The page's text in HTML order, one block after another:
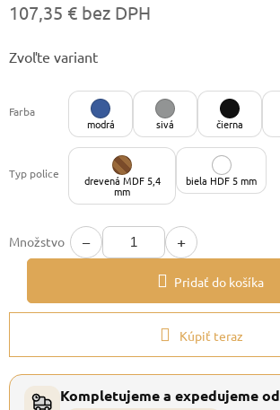
107,35 € bez DPH
cena:
Zvoľte variant
Farba
modrá
sivá čierna
Typ police drevená MDF 5,4
mm
biela HDF 5 mm
Množstvo − +
Pridať do košíka
Kúpiť teraz
Kompletujeme a expedujeme od